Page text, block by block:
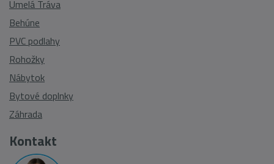
Umelá Tráva
Behúne
PVC podlahy
Rohožky
Nábytok
Bytové doplnky
Záhrada
Kontakt